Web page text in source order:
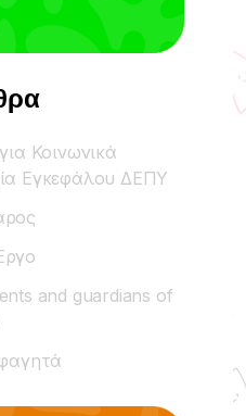
Κοινωνικά
Εγκεφάλου ΔΕΠΥ
and guardians of